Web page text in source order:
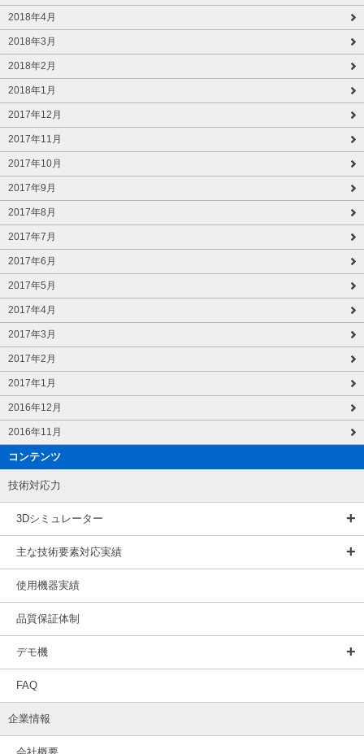
2018年4月
2018年3月
2018年2月
2018年1月
2017年12月
2017年11月
2017年10月
2017年9月
2017年8月
2017年7月
2017年6月
2017年5月
2017年4月
2017年3月
2017年2月
2017年1月
2016年12月
2016年11月
コンテンツ
技術対応力
3Dシミュレーター
主な技術要素対応実績
使用機器実績
品質保証体制
デモ機
FAQ
企業情報